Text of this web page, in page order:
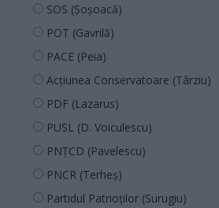
SOS (Șoșoacă)
POT (Gavrilă)
PACE (Peia)
Acțiunea Conservatoare (Târziu)
PDF (Lazarus)
PUSL (D. Voiculescu)
PNȚCD (Pavelescu)
PNCR (Terheș)
Partidul Patrioților (Surugiu)